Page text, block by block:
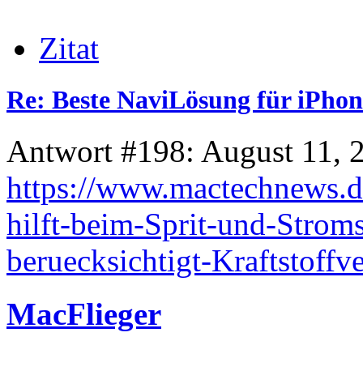
Zitat
Re: Beste NaviLösung für
Antwort #198: August 11,
https://
hilft-beim-Sprit-und-
beruecksichtigt-
MacFlieger